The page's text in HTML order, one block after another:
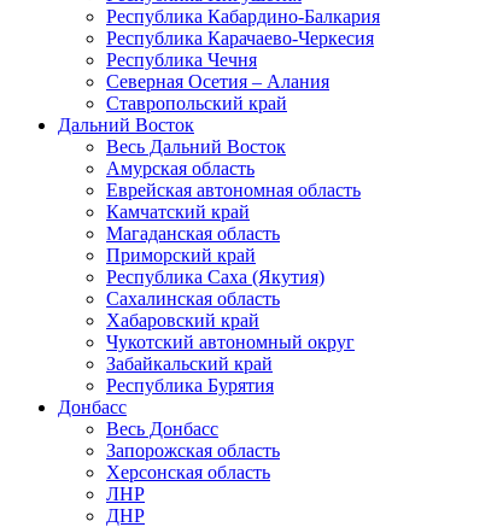
Республика Кабардино-Балкария
Республика Карачаево-Черкесия
Республика Чечня
Северная Осетия – Алания
Ставропольский край
Дальний Восток
Весь Дальний Восток
Амурская область
Еврейская автономная область
Камчатский край
Магаданская область
Приморский край
Республика Саха (Якутия)
Сахалинская область
Хабаровский край
Чукотский автономный округ
Забайкальский край
Республика Бурятия
Донбасс
Весь Донбасс
Запорожская область
Херсонская область
ЛНР
ДНР